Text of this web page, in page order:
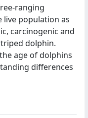
ranging
live population as
carcinogenic and
dolphin.
age of dolphins
differences